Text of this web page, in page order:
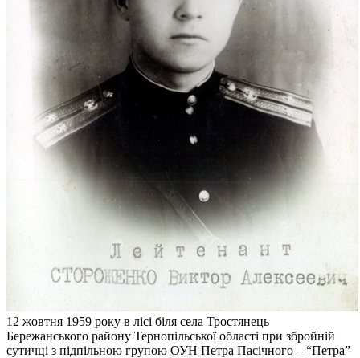
12 жовтня 1959 року в лісі біля села Тростянець
Бережанського району Тернопільської області при збройній
сутичці з підпільною групою ОУН Петра Пасічного – “Петра”